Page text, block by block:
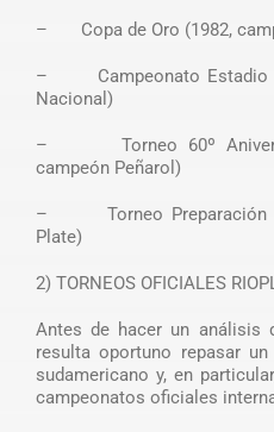
– Copa de Oro (1982,
– Campeonato Estadio
Nacional)
– Torneo 60º
campeón Peñarol)
– Torneo Preparación
Plate)
2) TORNEOS OFICIALES
Antes de hacer un análisis
resulta oportuno repasar
sudamericano y, en
campeonatos oficiales